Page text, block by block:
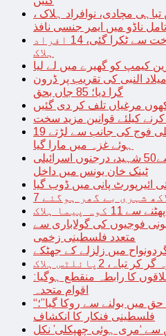
مچادی، نوافراد ہلاک ،
ناڈو میں ایمر جنسی نافذ
تھائی لینڈ میں ڈبل ڈیکر بس درخت سے ٹکرا گئی، 14 افراد
ہلاک
کیمپ کو گھیرے میں لے لیا
النبی کی تقریب پر ڈرون
گرا دیا؛ 85 جاں بحق
مرغیاں تلف کر دی گئیں
کرنے کیلئے قوانین مزید سخت
19 سالہ برطانوی شہری اسرائیلی فوج کی جانب سے لڑتے
ہوئے غزہ میں مارا گیا
غزہ؛ اسکولوں پربمباری سے50 شہید، درجنوں اسرائیلی
ٹینک خان یونس میں داخل
ائیرپورٹ پانی میں ڈوب گیا
پیما ہلاک
فوجیوں کی گولاباری سے
متعدد فلسطینی زخمی
میں زلزلے کے جھٹکے
2پائلٹس ہلاک
کا رابطہ منقطع ہوگیا:
اقوام متحدہ
“ایوارڈ شو میں غزہ کے حق میں بولنے سے روکا گیا”؛
فلسطینی فنکار کا انکشاف
سے ‘مری ہوئی چھپکلی’ نکل